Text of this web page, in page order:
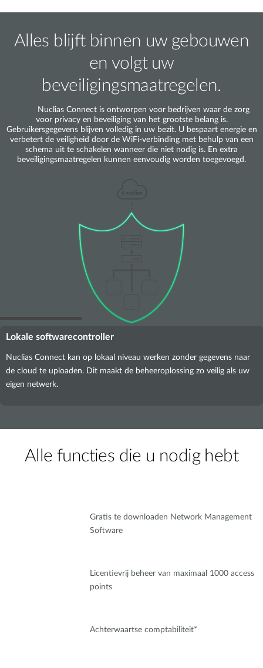
Alles blijft binnen uw gebouwen
en volgt uw
beveiligingsmaatregelen.
Nuclias Connect is ontworpen voor bedrijven waar de zorg
voor privacy en beveiliging van het grootste belang is.
Gebruikersgegevens blijven volledig in uw bezit. U bespaart energie en
verbetert de veiligheid door de WiFi-verbinding met behulp van een
schema uit te schakelen wanneer die niet nodig is. En extra
beveiligingsmaatregelen kunnen eenvoudig worden toegevoegd.
Lokale softwarecontroller
Nuclias Connect kan op lokaal niveau werken zonder gegevens naar
de cloud te uploaden. Dit maakt de beheeroplossing zo veilig als uw
eigen netwerk.
Alle functies die u nodig hebt
Gratis te downloaden Network Management
Software
Licentievrij beheer van maximaal 1000 access
points
Achterwaartse comptabiliteit*